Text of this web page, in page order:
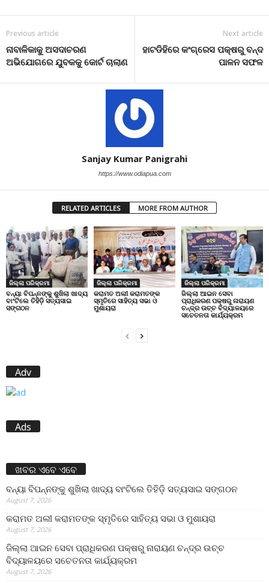
Previous article
ନାବାଳିକାକୁ ଅସଦାଚରଣ
ଅଭିଯୋଗରେ ଯୁବକକୁ କୋର୍ଟ ଚାଲାଣ
Next article
ହାଟଡିହିରେ କଂଗ୍ରେସ ପକ୍ଷରୁ ବନ୍ଦ
ପାଳନ ସଫଳ
Sanjay Kumar Panigrahi
https://www.odiapua.com
RELATED ARTICLES MORE FROM AUTHOR
ଜିଲ୍ଲା ପରିକ୍ରମା
ବନ୍ୟା ବିପନ୍ନଙ୍କୁ ଶୁଖିଲା ଖାଦ୍ୟ
ବାଂଟିଲେ ତିହିଡି଼ ସତ୍ୟସାଇ
ସଙ୍ଗଠନ
ଜିଲ୍ଲା ପରିକ୍ରମା
କରାମତ ଅଲୀ କରାମତଙ୍କ
ସ୍ମୃତିରେ ସାହିତ୍ୟ ସଭା ଓ
ମୁଶାୟରା
ଜିଲ୍ଲା ପରିକ୍ରମା
ଜିଲ୍ଲା ଆଇନ ସେବା
ପ୍ରାଧିକରଣ ପକ୍ଷରୁ ନାରାୟଣ
ଚନ୍ଦ୍ର ଉଚ୍ଚ ବିଦ୍ୟାଳୟରେ
ସଚେତନତା କାର୍ଯ୍ୟକ୍ରମ
Adv
Ads
ଖବର ଏବେ ଏବେ
ବନ୍ୟା ବିପନ୍ନଙ୍କୁ ଶୁଖିଲା ଖାଦ୍ୟ ବାଂଟିଲେ ତିହିଡି଼ ସତ୍ୟସାଇ ସଙ୍ଗଠନ
August 7, 2026
କରାମତ ଅଲୀ କରାମତଙ୍କ ସ୍ମୃତିରେ ସାହିତ୍ୟ ସଭା ଓ ମୁଶାୟରା
August 7, 2026
ଜିଲ୍ଲା ଆଇନ ସେବା ପ୍ରାଧିକରଣ ପକ୍ଷରୁ ନାରାୟଣ ଚନ୍ଦ୍ର ଉଚ୍ଚ
ବିଦ୍ୟାଳୟରେ ସଚେତନତା କାର୍ଯ୍ୟକ୍ରମ
August 7, 2026